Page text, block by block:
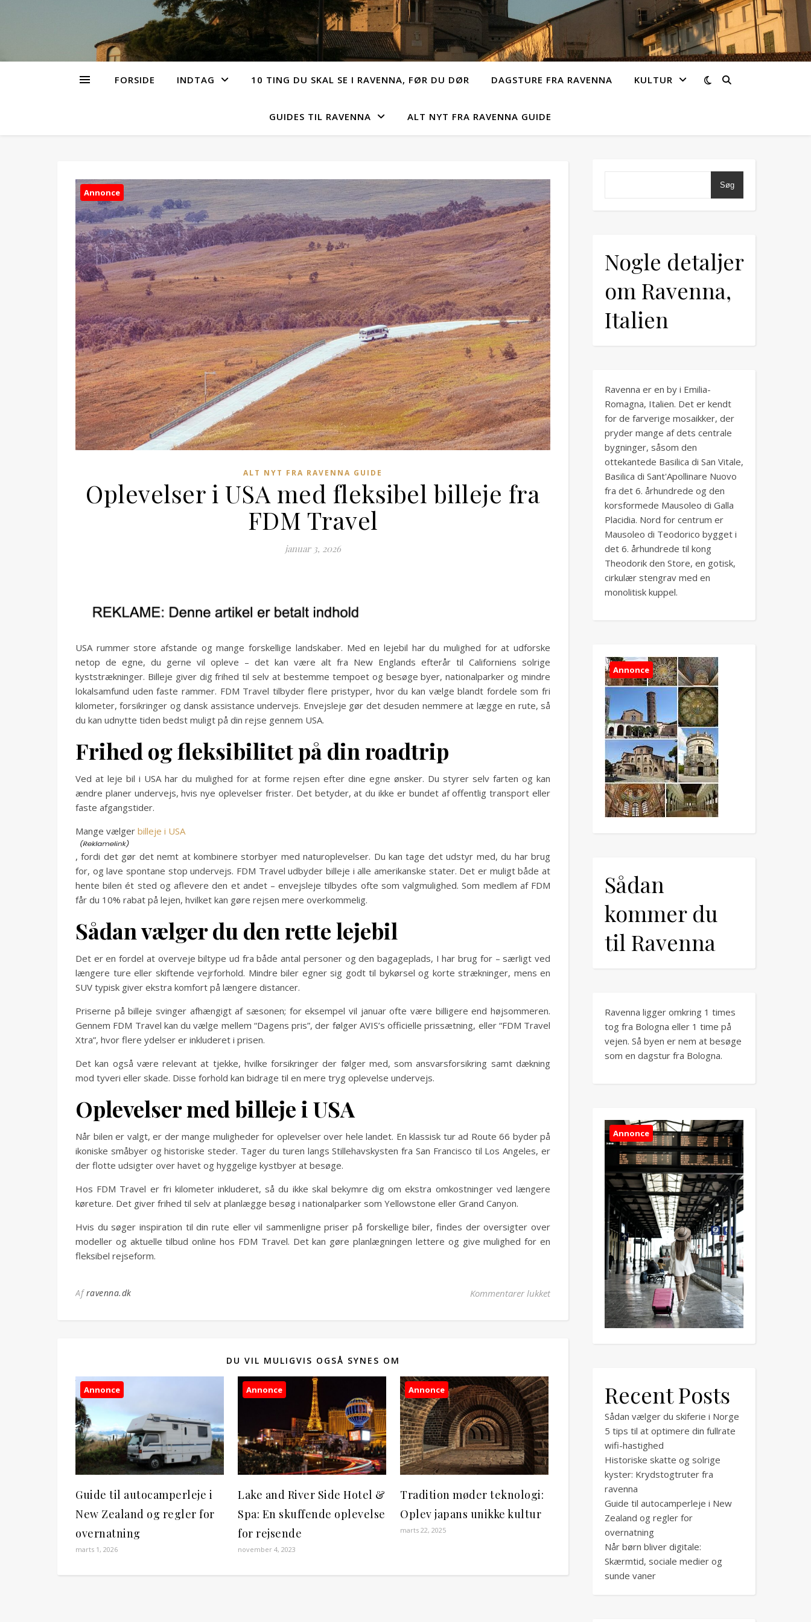
FORSIDE INDTAG 10 TING DU SKAL SE I RAVENNA, FØR DU DØR DAGSTURE FRA RAVENNA KULTUR
GUIDES TIL RAVENNA ALT NYT FRA RAVENNA GUIDE
Annonce
ALT NYT FRA RAVENNA GUIDE
Oplevelser i USA med fleksibel billeje fra
FDM Travel
januar 3, 2026
USA rummer store afstande og mange forskellige landskaber. Med en lejebil har du mulighed for at udforske
netop de egne, du gerne vil opleve – det kan være alt fra New Englands efterår til Californiens solrige
kyststrækninger. Billeje giver dig frihed til selv at bestemme tempoet og besøge byer, nationalparker og mindre
lokalsamfund uden faste rammer. FDM Travel tilbyder flere pristyper, hvor du kan vælge blandt fordele som fri
kilometer, forsikringer og dansk assistance undervejs. Envejsleje gør det desuden nemmere at lægge en rute, så
du kan udnytte tiden bedst muligt på din rejse gennem USA.
Frihed og fleksibilitet på din roadtrip
Ved at leje bil i USA har du mulighed for at forme rejsen efter dine egne ønsker. Du styrer selv farten og kan
ændre planer undervejs, hvis nye oplevelser frister. Det betyder, at du ikke er bundet af offentlig transport eller
faste afgangstider.
Mange vælger billeje i USA
, fordi det gør det nemt at kombinere storbyer med naturoplevelser. Du kan tage det udstyr med, du har brug
for, og lave spontane stop undervejs. FDM Travel udbyder billeje i alle amerikanske stater. Det er muligt både at
hente bilen ét sted og aflevere den et andet – envejsleje tilbydes ofte som valgmulighed. Som medlem af FDM
får du 10% rabat på lejen, hvilket kan gøre rejsen mere overkommelig.
Sådan vælger du den rette lejebil
Det er en fordel at overveje biltype ud fra både antal personer og den bagageplads, I har brug for – særligt ved
længere ture eller skiftende vejrforhold. Mindre biler egner sig godt til bykørsel og korte strækninger, mens en
SUV typisk giver ekstra komfort på længere distancer.
Priserne på billeje svinger afhængigt af sæsonen; for eksempel vil januar ofte være billigere end højsommeren.
Gennem FDM Travel kan du vælge mellem “Dagens pris”, der følger AVIS’s officielle prissætning, eller “FDM Travel
Xtra”, hvor flere ydelser er inkluderet i prisen.
Det kan også være relevant at tjekke, hvilke forsikringer der følger med, som ansvarsforsikring samt dækning
mod tyveri eller skade. Disse forhold kan bidrage til en mere tryg oplevelse undervejs.
Oplevelser med billeje i USA
Når bilen er valgt, er der mange muligheder for oplevelser over hele landet. En klassisk tur ad Route 66 byder på
ikoniske småbyer og historiske steder. Tager du turen langs Stillehavskysten fra San Francisco til Los Angeles, er
der flotte udsigter over havet og hyggelige kystbyer at besøge.
Hos FDM Travel er fri kilometer inkluderet, så du ikke skal bekymre dig om ekstra omkostninger ved længere
køreture. Det giver frihed til selv at planlægge besøg i nationalparker som Yellowstone eller Grand Canyon.
Hvis du søger inspiration til din rute eller vil sammenligne priser på forskellige biler, findes der oversigter over
modeller og aktuelle tilbud online hos FDM Travel. Det kan gøre planlægningen lettere og give mulighed for en
fleksibel rejseform.
Afravenna.dk Kommentarer lukkettil Oplevelser i USA med fleksibel billeje fra FDM Travel
DU VIL MULIGVIS OGSÅ SYNES OM
Annonce
Guide til autocamperleje i
New Zealand og regler for
overnatning
marts 1, 2026
Annonce
Lake and River Side Hotel &
Spa: En skuffende oplevelse
for rejsende
november 4, 2023
Annonce
Tradition møder teknologi:
Oplev japans unikke kultur
marts 22, 2025
Søg
Nogle detaljer
om Ravenna,
Italien
Ravenna er en by i Emilia-
Romagna, Italien. Det er kendt
for de farverige mosaikker, der
pryder mange af dets centrale
bygninger, såsom den
ottekantede Basilica di San Vitale,
Basilica di Sant'Apollinare Nuovo
fra det 6. århundrede og den
korsformede Mausoleo di Galla
Placidia. Nord for centrum er
Mausoleo di Teodorico bygget i
det 6. århundrede til kong
Theodorik den Store, en gotisk,
cirkulær stengrav med en
monolitisk kuppel.
Annonce
Sådan
kommer du
til Ravenna
Ravenna ligger omkring 1 times
tog fra Bologna eller 1 time på
vejen. Så byen er nem at besøge
som en dagstur fra Bologna.
Annonce
Recent Posts
Sådan vælger du skiferie i Norge
5 tips til at optimere din fullrate
wifi-hastighed
Historiske skatte og solrige
kyster: Krydstogtruter fra
ravenna
Guide til autocamperleje i New
Zealand og regler for
overnatning
Når børn bliver digitale:
Skærmtid, sociale medier og
sunde vaner